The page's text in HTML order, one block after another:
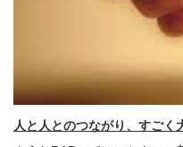
人と人とのつながり、すごく